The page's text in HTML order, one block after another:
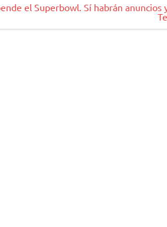
el Superbowl. Sí habrán anuncios